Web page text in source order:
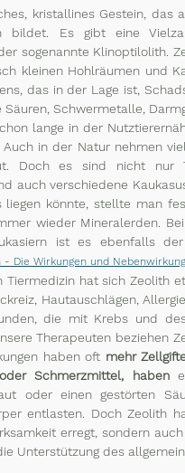
kristallines Gestein,
bildet. Es gibt eine
sogenannte Klinoptilolith.
kleinen Hohlräumen und
das in der Lage ist,
Schwermetalle,
lange in der
Auch in der Natur nehmen
Doch es sind nicht nur
auch verschiedene
liegen könnte, stellte man
wieder Mineralerden.
ist es ebenfalls
- Die Wirkungen und
Tiermedizin hat sich Zeolith
Hautauschlägen,
die mit Krebs und
Therapeuten beziehen
haben oft mehr
Schmerzmittel, haben
oder einen gestörten
entlasten. Doch Zeolith
erregt, sondern
Unterstützung des